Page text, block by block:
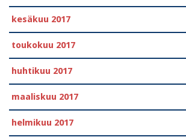
kesäkuu 2017
toukokuu 2017
huhtikuu 2017
maaliskuu 2017
helmikuu 2017